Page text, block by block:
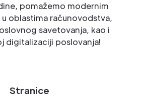
pomažemo modernim
oblastima računovodstva,
savetovanja, kao i
digitalizaciji poslovanja!
Stranice